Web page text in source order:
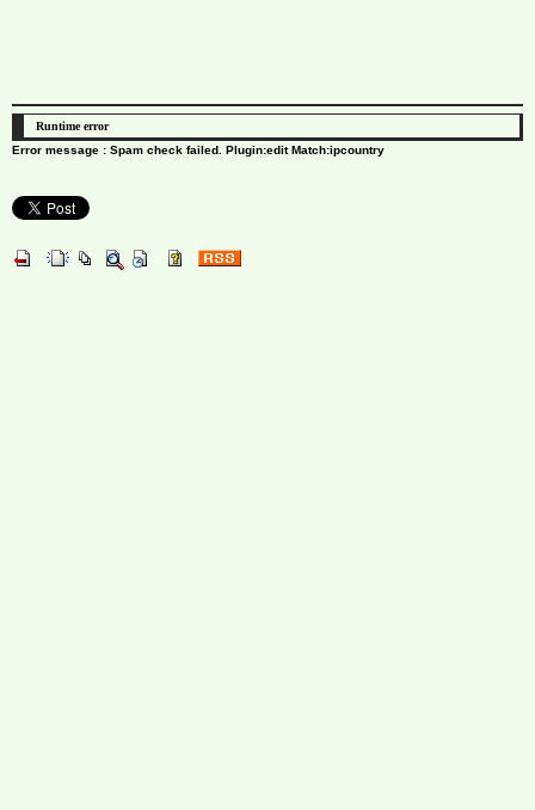
Runtime error
Error message : Spam check failed. Plugin:edit Match:ipcountry